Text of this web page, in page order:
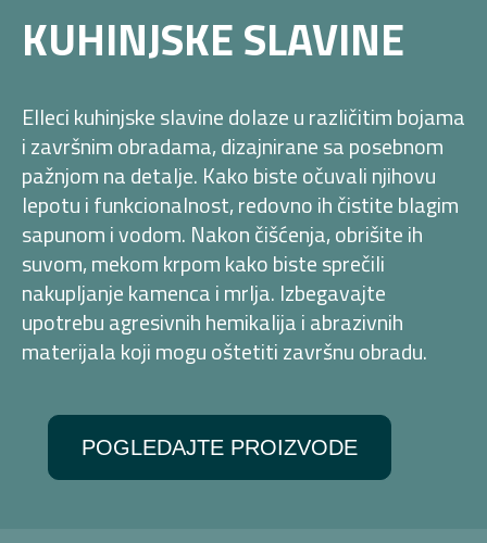
KUHINJSKE SLAVINE
Elleci kuhinjske slavine dolaze u različitim bojama
i završnim obradama, dizajnirane sa posebnom
pažnjom na detalje. Kako biste očuvali njihovu
lepotu i funkcionalnost, redovno ih čistite blagim
sapunom i vodom. Nakon čišćenja, obrišite ih
suvom, mekom krpom kako biste sprečili
nakupljanje kamenca i mrlja. Izbegavajte
upotrebu agresivnih hemikalija i abrazivnih
materijala koji mogu oštetiti završnu obradu.
POGLEDAJTE PROIZVODE